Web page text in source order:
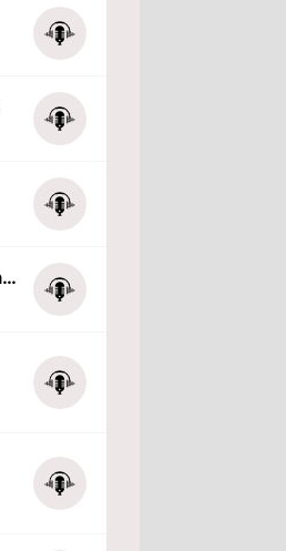
Magnetic (Anytunz Marimba Ringtone)